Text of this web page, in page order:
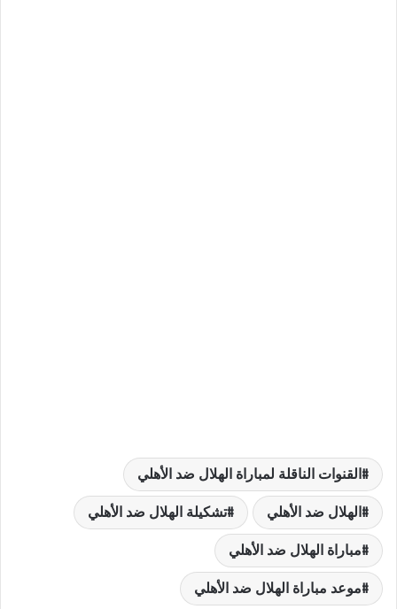
القنوات الناقلة لمباراة الهلال ضد الأهلي
الهلال ضد الأهلي تشكيلة الهلال ضد الأهلي
مباراة الهلال ضد الأهلي
موعد مباراة الهلال ضد الأهلي